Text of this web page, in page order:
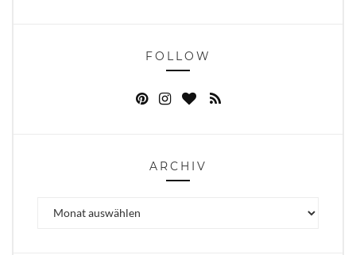
FOLLOW
ARCHIV